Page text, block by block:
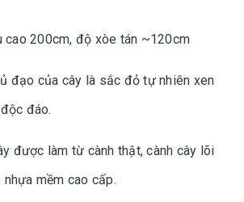
cao 200cm, độ xòe tán ~120cm
đạo của cây là sắc đỏ tự nhiên xen
đáo.
được làm từ cành thật, cành cây lõi
mềm cao cấp.